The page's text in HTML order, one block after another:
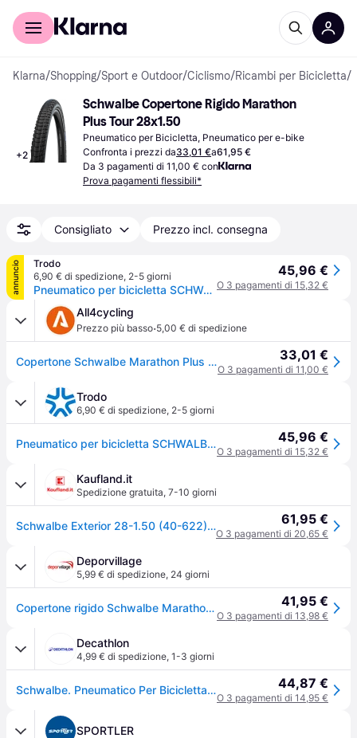
Per il tuo shopping
Klarna/Shopping/Sport e Outdoor/Ciclismo/Ricambi per Bicicletta/
+2
Schwalbe Copertone Rigido Marathon
Plus Tour 28x1.50
Pneumatico per Bicicletta, Pneumatico per e-bike
Confronta i prezzi da33,01 €a61,95 €
Da 3 pagamenti di 11,00 € con
Prova pagamenti flessibili*
Consigliato Prezzo incl. consegna
annuncio
Trodo
6,90 € di spedizione, 2-5 giorni
Pneumatico per bicicletta SCHWALBE Marathon Plus Tour 28x1.50
45,96 €
O 3 pagamenti di 15,32 €
All4cycling
Prezzo più basso·5,00 € di spedizione
Copertone Schwalbe Marathon Plus Tour HS 619 - 28X1.50 1.50 / Nero 33,01 €
O 3 pagamenti di 11,00 €
Trodo
6,90 € di spedizione, 2-5 giorni
Pneumatico per bicicletta SCHWALBE Marathon Plus Tour 28x1.50 45,96 €
O 3 pagamenti di 15,32 €
Kaufland.it
Spedizione gratuita, 7-10 giorni
Schwalbe Exterior 28-1.50 (40-622) Marathon Plus Tour Perf. Sw r 61,95 €
O 3 pagamenti di 20,65 €
Deporvillage
5,99 € di spedizione, 24 giorni
Copertone rigido Schwalbe Marathon Plus Tour Performance - 28x1.50 - Grey 41,95 €
O 3 pagamenti di 13,98 €
Decathlon
4,99 € di spedizione, 1-3 giorni
Schwalbe. Pneumatico Per Bicicletta Da Turismo Marathon Plus Tour - Performance Line Copertoni Ritiro Gratis - nero - 40-622 44,87 €
O 3 pagamenti di 14,95 €
SPORTLER